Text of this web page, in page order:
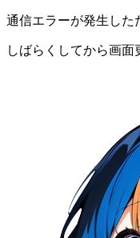
通信エラーが発生した
しばらくしてから画面